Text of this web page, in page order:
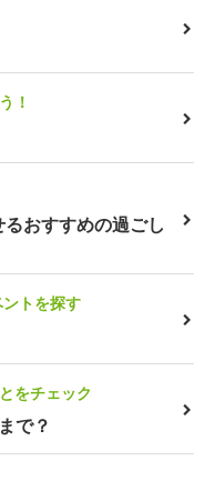
！
おすすめの過ごし
トを探す
をチェック
で？